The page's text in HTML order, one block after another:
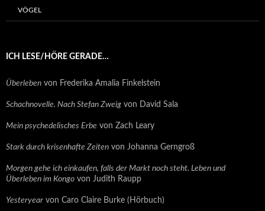
VÖGEL
ICH LESE/HÖRE GERADE…
Überleben von Frederika Amalia Finkelstein
Schachnovelle. Nach Stefan Zweig von David Sala
Mein psychedelisches Erbe von Zach Leary
Stark durch krisenhafte Zeiten von Johanna Gerngroß
Morgen gehe ich einkaufen, falls der Markt noch steht. Leben und
Überleben im Kongo von Judith Raupp
Yesteryear von Caro Claire Burke (Hörbuch)